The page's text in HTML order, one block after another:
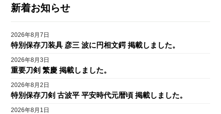
新着お知らせ
2026年8月7日
特別保存刀装具 彦三 波に円相文鍔 掲載しました。
2026年8月3日
重要刀剣 繁慶 掲載しました。
2026年8月2日
特別保存刀剣 古波平 平安時代元暦頃 掲載しました。
2026年8月1日